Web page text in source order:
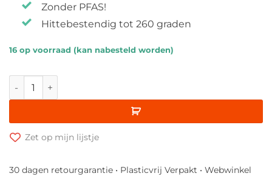
Zonder PFAS!
Hittebestendig tot 260 graden
16 op voorraad (kan nabesteld worden)
Ecoliving Siliconen Bakmat aantal
Zet op mijn lijstje
30 dagen retourgarantie • Plasticvrij Verpakt • Webwinkel